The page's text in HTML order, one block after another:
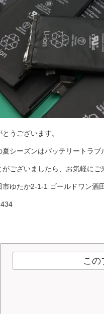
うございます。
夏シーズンはバッテリートラ
がございましたら、お気軽にご
市ゆたか2-1-1 ゴールドワン酒
こ